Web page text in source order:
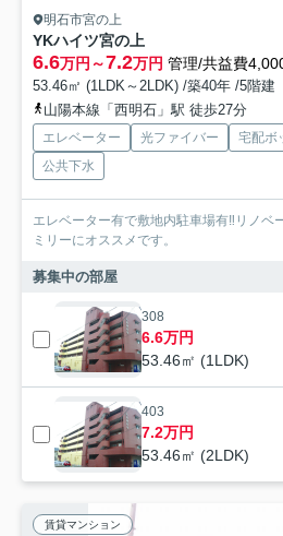
明石市宮の上
YKハイツ宮の上
6.6万円～7.2万円 管理/共益費
53.46㎡ (1LDK～2LDK) /築40年 /5階建
山陽本線「西明石」駅 徒歩27分
エレベーター 光ファイバー 宅配ボ
公共下水
エレベーター有で敷地内駐車場有‼リノベ
ミリーにオススメです。
募集中の部屋
308
6.6万円
53.46㎡ (1LDK)
403
7.2万円
53.46㎡ (2LDK)
賃貸マンション